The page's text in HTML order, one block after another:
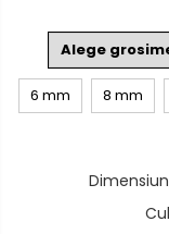
Alege
6 mm 8 mm